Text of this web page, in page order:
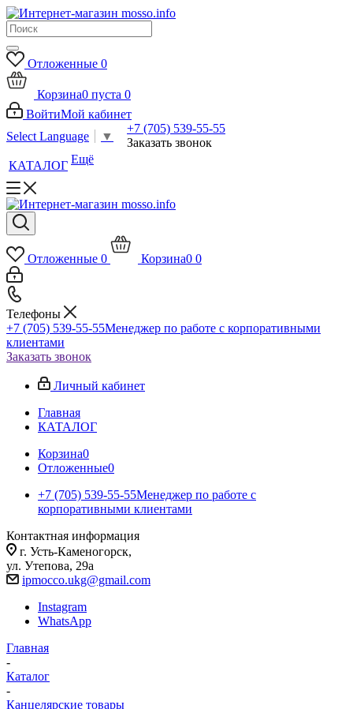
Отложенные 0
Корзина0 пуста 0
ВойтиМой кабинет
Select Language
▼
+7 (705) 539-55-55
Заказать звонок
КАТАЛОГ Ещё
Отложенные 0 Корзина0 0
Телефоны
+7 (705) 539-55-55Менеджер по работе с корпоративными
клиентами
Заказать звонок
Личный кабинет
Главная
КАТАЛОГ
Корзина0
Отложенные0
+7 (705) 539-55-55Менеджер по работе с
корпоративными клиентами
Контактная информация
г. Усть-Каменогорск,
ул. Утепова, 29а
ipmocco.ukg@gmail.com
Instagram
WhatsApp
Главная
-
Каталог
-
Канцелярские товары